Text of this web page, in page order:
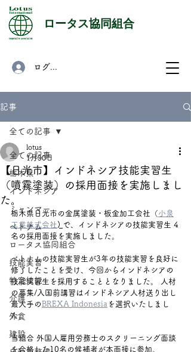
​ロータス協同組合
ログイン
記事
全ての記事
栃木県
インドネシア
ミャンマー
ベトナム
ロータス協同組合
技能実習
特定技能
介護
外食
建設
全ての記事
【日光市】インドネシア技能実習生
（噴霧塗装）の採用面接を実施しまし
た。
lotus
1月30日
栃木県日光市の金属塗装・板金加工会社（小泉
工業株式会社) で、インドネシアの技能実習生 4
名の採用面接を実施しました。
ベトナムの技能実習生が3年の技能実習を良好に
修了したことを受け、今回からインドネシアの
技能実習生を採用することとなりました。 人材
の募集/入国前講習はインドネシア人材送り出し
最大手のBREXA Indonesia を選択いたしまし
た。
当組合 外国人雇用労務士のスクリーニング面談
を合格した10名の候補者が本面接に参加。